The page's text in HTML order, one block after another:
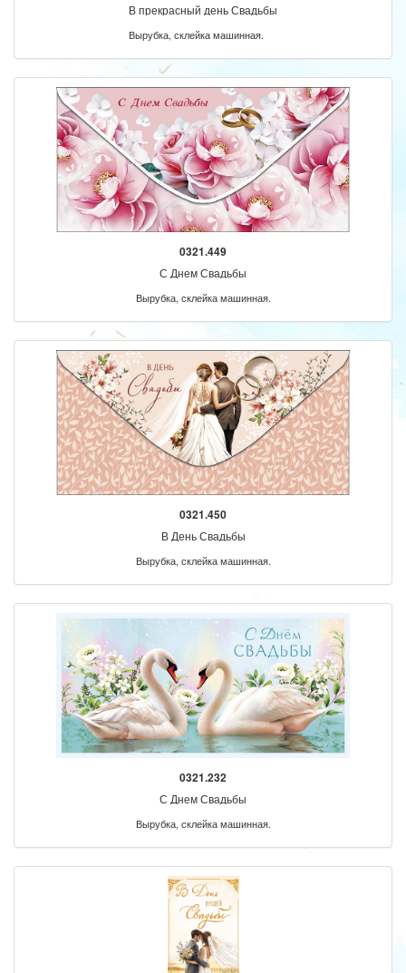
В прекрасный день Свадьбы
Вырубка, склейка машинная.
0321.449
С Днем Свадьбы
Вырубка, склейка машинная.
0321.450
В День Свадьбы
Вырубка, склейка машинная.
0321.232
С Днем Свадьбы
Вырубка, склейка машинная.